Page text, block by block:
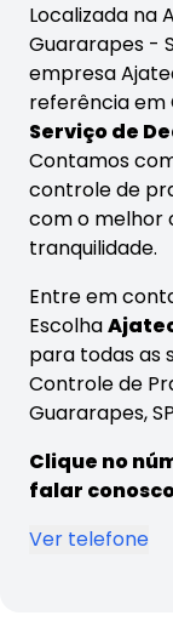
Localizada na
Guararapes -
empresa
referência em
Serviço de
Contamos
controle de
com o melhor
tranquilidade.
Entre em
Escolha
para todas as
Controle de
Guararapes,
Clique no
falar
Ver telefone